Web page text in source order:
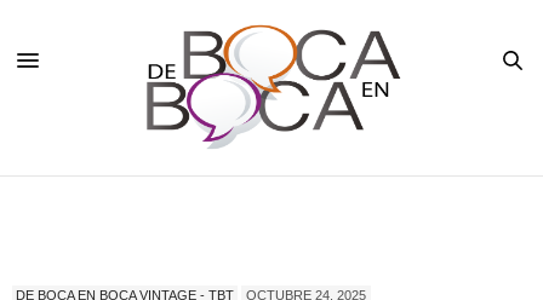
DE BOCA EN BOCA VINTAGE - TBT OCTUBRE 24, 2025